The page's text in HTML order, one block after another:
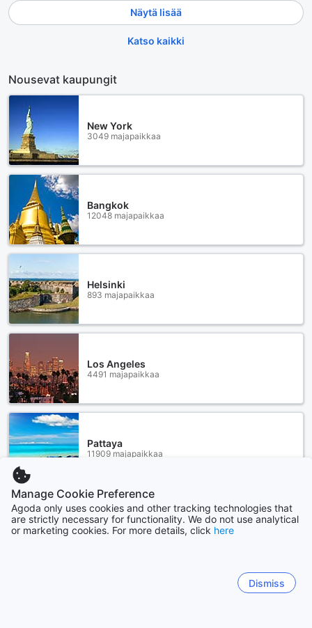
Näytä lisää
Katso kaikki
Nousevat kaupungit
New York
3049 majapaikkaa
Bangkok
12048 majapaikkaa
Helsinki
893 majapaikkaa
Los Angeles
4491 majapaikkaa
Pattaya
11909 majapaikkaa
Näytä lisää
Katso kaikki
Manage Cookie Preference
Agoda only uses cookies and other tracking technologies that
are strictly necessary for functionality. We do not use analytical
or marketing cookies. For more details, click here
Dismiss